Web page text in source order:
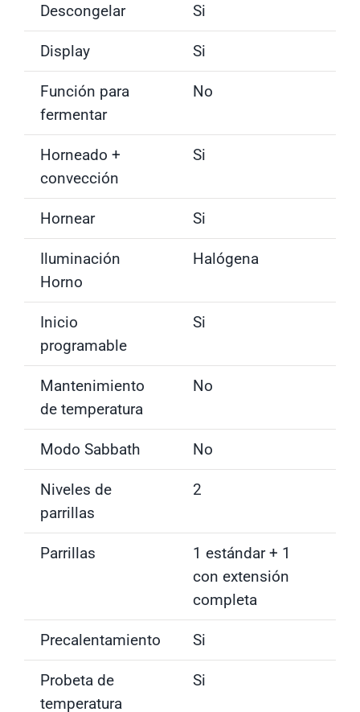
Descongelar Si
Display Si
Función para
fermentar
No
Horneado +
convección
Si
Hornear Si
Iluminación
Horno
Halógena
Inicio
programable
Si
Mantenimiento
de temperatura
No
Modo Sabbath No
Niveles de
parrillas
2
Parrillas
1 estándar + 1
con extensión
completa
Precalentamiento Si
Probeta de
temperatura
Si